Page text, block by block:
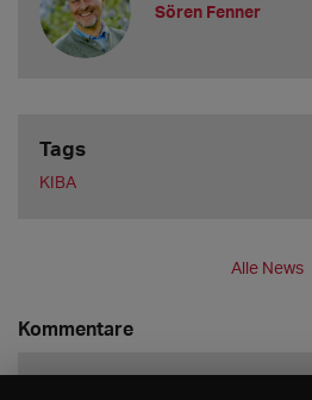
Sören Fenner
Tags
KIBA
Alle News
Kommentare